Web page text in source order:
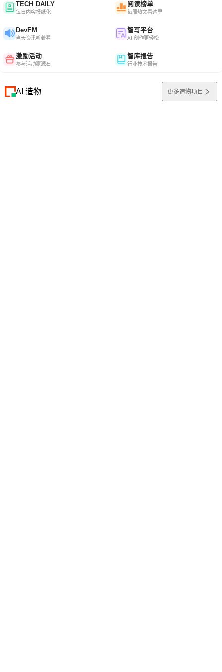
TECH DAILY
每日内容报纸化
阅读榜单
每周热文看这里
DevFM
当天资讯听着看
智写平台
AI 创作更轻松
激励活动
参与活动赢源石
智库报告
行业技术报告
AI 造物 更多造物项目